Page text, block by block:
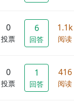
0
投票
6
回答
1.1k
阅读
0
投票
1
回答
416
阅读